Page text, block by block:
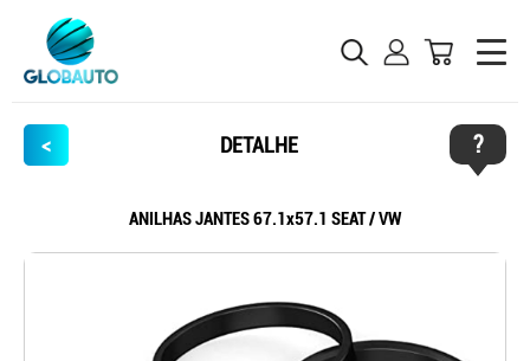
< DETALHE ?
ANILHAS JANTES 67.1x57.1 SEAT / VW